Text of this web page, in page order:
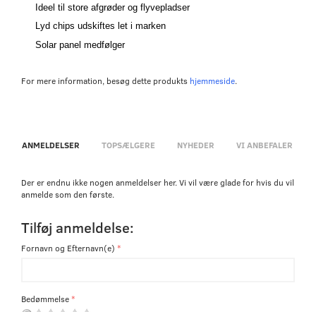
Ideel til store afgrøder og flyvepladser
Lyd chips udskiftes let i marken
Solar panel medfølger
For mere information, besøg dette produkts hjemmeside.
ANMELDELSER TOPSÆLGERE NYHEDER VI ANBEFALER
Der er endnu ikke nogen anmeldelser her. Vi vil være glade for hvis du vil
anmelde som den første.
Tilføj anmeldelse:
Fornavn og Efternavn(e)
Bedømmelse